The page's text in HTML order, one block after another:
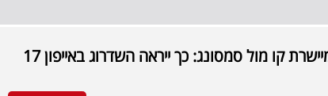
קו מול סמסונג: כך ייראה השדרוג באייפון 17